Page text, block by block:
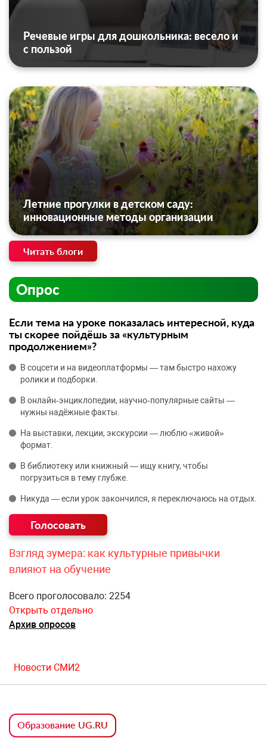
Речевые игры для дошкольника: весело и
с пользой
Летние прогулки в детском саду:
инновационные методы организации
Читать блоги
Опрос
Если тема на уроке показалась интересной, куда
ты скорее пойдёшь за «культурным
продолжением»?
В соцсети и на видеоплатформы — там быстро нахожу
ролики и подборки.
В онлайн‑энциклопедии, научно‑популярные сайты —
нужны надёжные факты.
На выставки, лекции, экскурсии — люблю «живой»
формат.
В библиотеку или книжный — ищу книгу, чтобы
погрузиться в тему глубже.
Никуда — если урок закончился, я переключаюсь на отдых.
Взгляд зумера: как культурные привычки
влияют на обучение
Всего проголосовало: 2254
Открыть отдельно
Архив опросов
Новости СМИ2
Образование UG.RU